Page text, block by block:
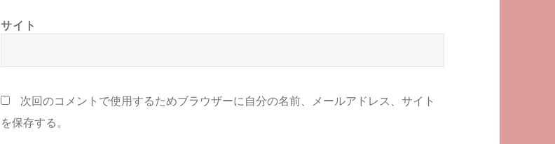
サイト
次回のコメントで使用するためブラウザーに自分の名前、メールアドレス、サイト
を保存する。